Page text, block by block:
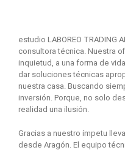
estudio LABOREO TRADING
consultora técnica. Nuestra
inquietud, a una forma de
dar soluciones técnicas
nuestra casa. Buscando
inversión. Porque, no solo
realidad una ilusión.
Gracias a nuestro ímpetu
desde Aragón. El equipo